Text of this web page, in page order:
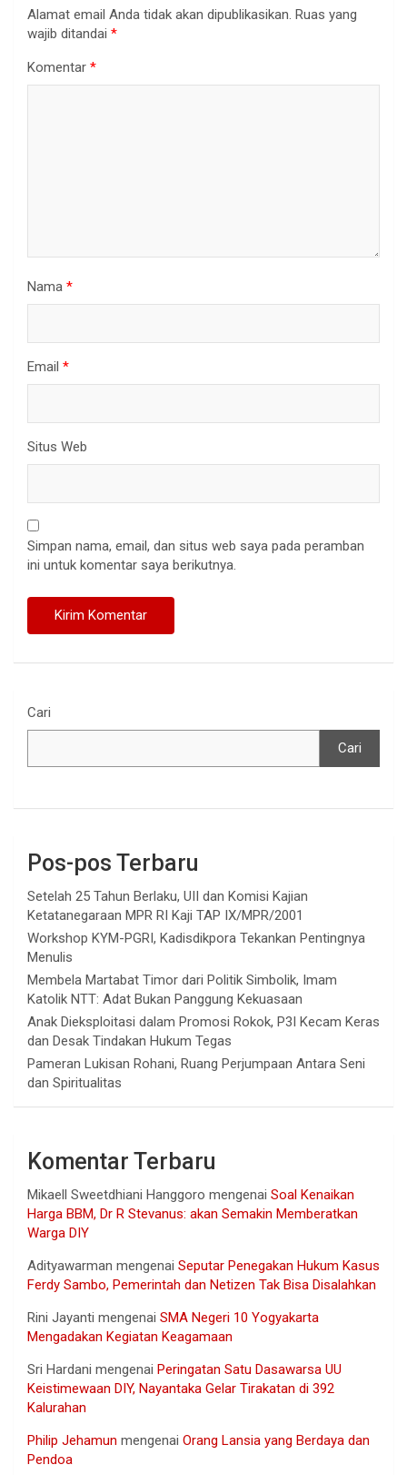
Alamat email Anda tidak akan dipublikasikan. Ruas yang
wajib ditandai *
Komentar *
Nama *
Email *
Situs Web
Simpan nama, email, dan situs web saya pada peramban
ini untuk komentar saya berikutnya.
Cari
Cari
Pos-pos Terbaru
Setelah 25 Tahun Berlaku, UII dan Komisi Kajian
Ketatanegaraan MPR RI Kaji TAP IX/MPR/2001
Workshop KYM-PGRI, Kadisdikpora Tekankan Pentingnya
Menulis
Membela Martabat Timor dari Politik Simbolik, Imam
Katolik NTT: Adat Bukan Panggung Kekuasaan
Anak Dieksploitasi dalam Promosi Rokok, P3I Kecam Keras
dan Desak Tindakan Hukum Tegas
Pameran Lukisan Rohani, Ruang Perjumpaan Antara Seni
dan Spiritualitas
Komentar Terbaru
Mikaell Sweetdhiani Hanggoro mengenai Soal Kenaikan
Harga BBM, Dr R Stevanus: akan Semakin Memberatkan
Warga DIY
Adityawarman mengenai Seputar Penegakan Hukum Kasus
Ferdy Sambo, Pemerintah dan Netizen Tak Bisa Disalahkan
Rini Jayanti mengenai SMA Negeri 10 Yogyakarta
Mengadakan Kegiatan Keagamaan
Sri Hardani mengenai Peringatan Satu Dasawarsa UU
Keistimewaan DIY, Nayantaka Gelar Tirakatan di 392
Kalurahan
Philip Jehamun mengenai Orang Lansia yang Berdaya dan
Pendoa